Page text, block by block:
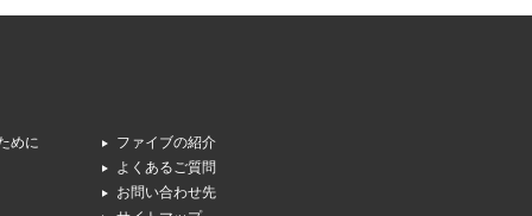
めに
ファイブの紹介
よくあるご質問
お問い合わせ先